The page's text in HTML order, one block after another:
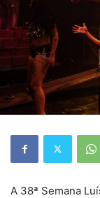
A 38ª Semana